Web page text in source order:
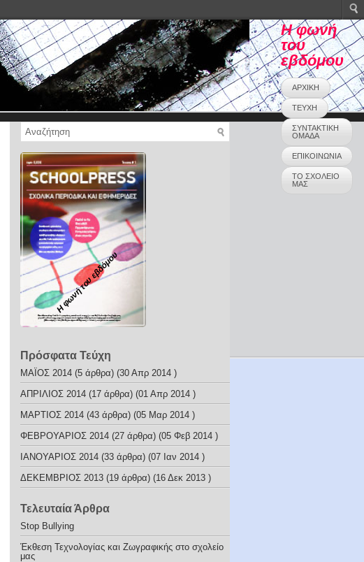
Η φωνή
του
εβδόμου
ΑΡΧΙΚΗ
ΤΕΥΧΗ
ΣΥΝΤΑΚΤΙΚΗ
ΟΜΑΔΑ
ΕΠΙΚΟΙΝΩΝΙΑ
ΤΟ ΣΧΟΛΕΙΟ
ΜΑΣ
Η φωνή του εβδόμου
Πρόσφατα Τεύχη
ΜΑΪΟΣ 2014 (5 άρθρα) (30 Απρ 2014 )
ΑΠΡΙΛΙΟΣ 2014 (17 άρθρα) (01 Απρ 2014 )
ΜΑΡΤΙΟΣ 2014 (43 άρθρα) (05 Μαρ 2014 )
ΦΕΒΡΟΥΑΡΙΟΣ 2014 (27 άρθρα) (05 Φεβ 2014 )
ΙΑΝΟΥΑΡΙΟΣ 2014 (33 άρθρα) (07 Ιαν 2014 )
ΔΕΚΕΜΒΡΙΟΣ 2013 (19 άρθρα) (16 Δεκ 2013 )
Τελευταία Άρθρα
Stop Bullying
Έκθεση Τεχνολογίας και Ζωγραφικής στο σχολείο
μας